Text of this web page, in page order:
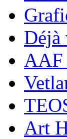
Déjà
AAF
Art